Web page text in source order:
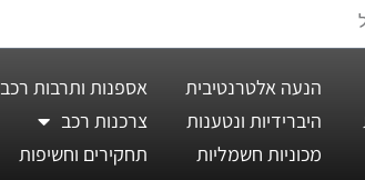
הנעה אלטרנטיבית
היברידיות ונטענות
מכוניות חשמליות
אספנות ותרבות רכב
צרכנות רכב
תחקירים וחשיפות